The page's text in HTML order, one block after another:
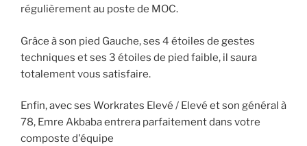
régulièrement au poste de MOC.
Grâce à son pied Gauche, ses 4 étoiles de gestes
techniques et ses 3 étoiles de pied faible, il saura
totalement vous satisfaire.
Enfin, avec ses Workrates Elevé / Elevé et son général à
78, Emre Akbaba entrera parfaitement dans votre
composte d'équipe